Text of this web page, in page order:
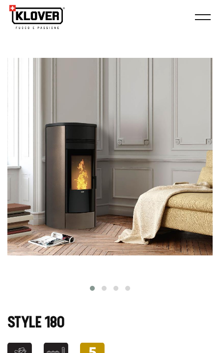
STYLE 180